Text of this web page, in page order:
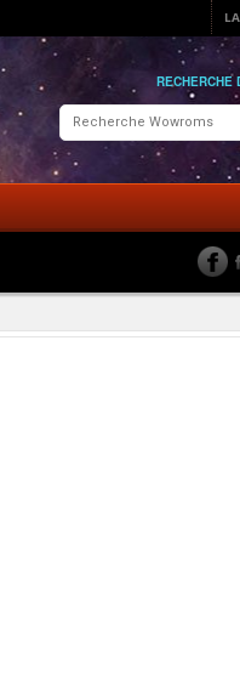
RECHERCHE